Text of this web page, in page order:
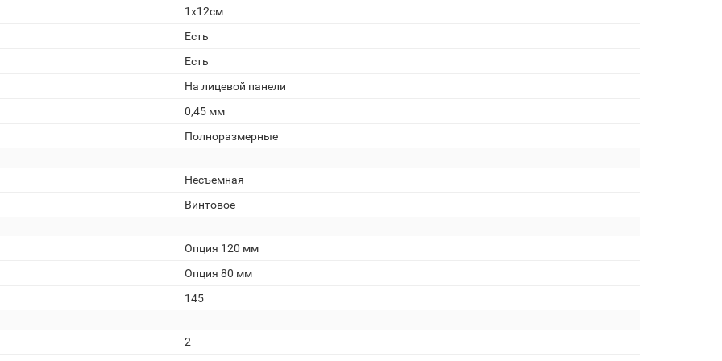
1x12см
Есть
Есть
На лицевой панели
0,45 мм
Полноразмерные
Несъемная
Винтовое
Опция 120 мм
Опция 80 мм
145
2